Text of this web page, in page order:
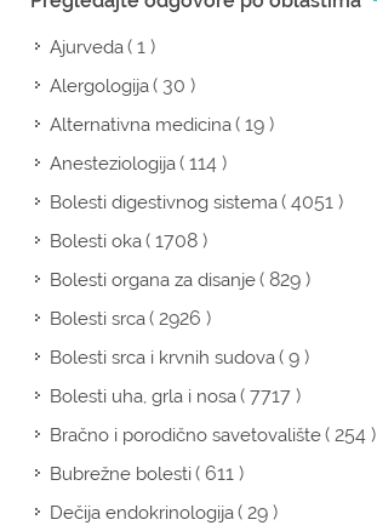
Ajurveda( 1 )
Alergologija( 30 )
Alternativna medicina( 19 )
Anesteziologija( 114 )
Bolesti digestivnog sistema( 4051 )
Bolesti oka( 1708 )
Bolesti organa za disanje( 829 )
Bolesti srca( 2926 )
Bolesti srca i krvnih sudova( 9 )
Bolesti uha, grla i nosa( 7717 )
Bračno i porodično savetovalište( 254 )
Bubrežne bolesti( 611 )
Dečija endokrinologija( 29 )